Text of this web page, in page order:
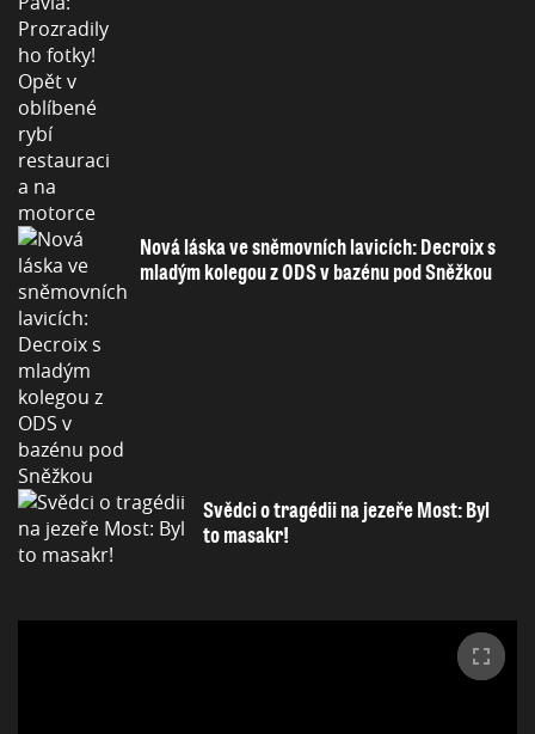
Nová láska ve sněmovních lavicích: Decroix s
mladým kolegou z ODS v bazénu pod Sněžkou
Svědci o tragédii na jezeře Most: Byl
to masakr!